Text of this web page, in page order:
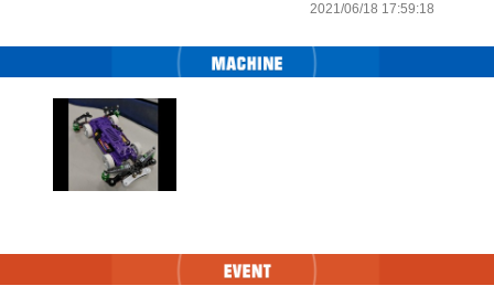
2021/06/18 17:59:18